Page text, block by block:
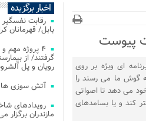
پیوست
ای ویژه بر روی
گوش ما می رسند را
خود می دهد تا اصواتی
کند و یا بسامدهای
اخبار برگزیده
بابل/
۴ پروژه مهم
گرفتند/ از
رویان و پل
آتش‌ سوزی‌ های ۲ هفته اخیر میانکاله
مازندران برگزار